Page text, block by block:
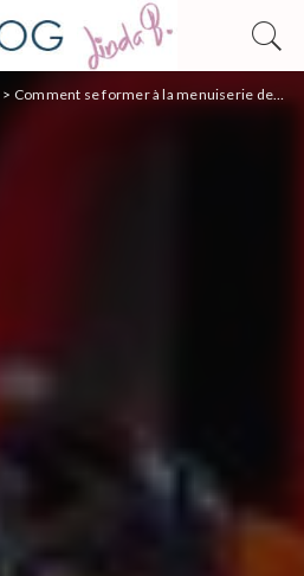
> Comment se former à la menuiserie des portes et fenêtres en alternance ?